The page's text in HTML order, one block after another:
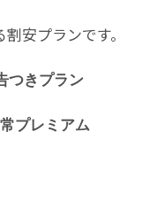
安プランです。
つきプラン
プレミアム